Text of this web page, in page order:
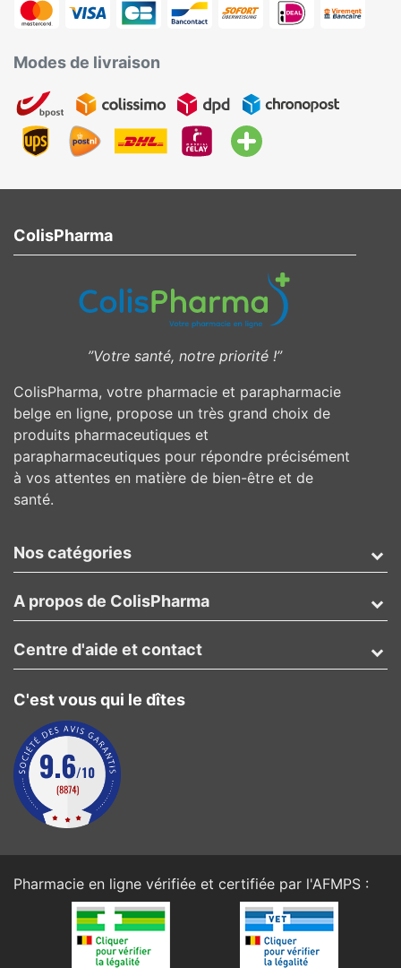
Modes de livraison
ColisPharma
”Votre santé, notre priorité !”
ColisPharma, votre pharmacie et parapharmacie
belge en ligne, propose un très grand choix de
produits pharmaceutiques et
parapharmaceutiques pour répondre précisément
à vos attentes en matière de bien-être et de
santé.
Nos catégories
A propos de ColisPharma
C'est vous qui le dîtes
Centre d'aide et contact
Pharmacie en ligne vérifiée et certifiée par l'AFMPS :